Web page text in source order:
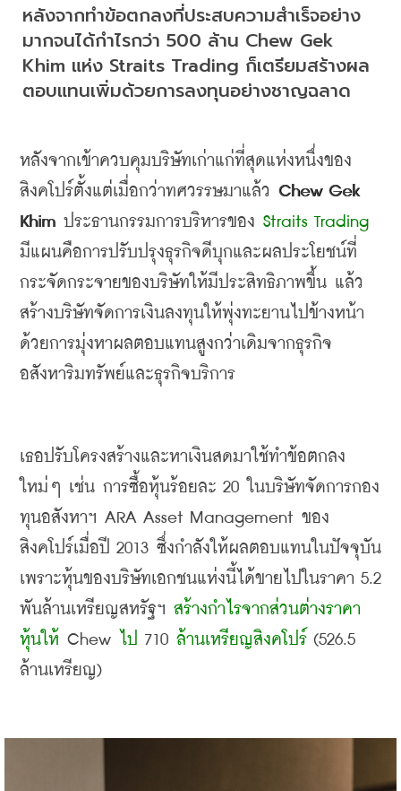
หลังจากทำข้อตกลงที่ประสบความสำเร็จอย่าง
มากจนได้กำไรกว่า 500 ล้าน Chew Gek
Khim แห่ง Straits Trading ก็เตรียมสร้างผล
ตอบแทนเพิ่มด้วยการลงทุนอย่างชาญฉลาด
หลังจากเข้าควบคุมบริษัทเก่าแก่ที่สุดแห่งหนึ่งของ
สิงคโปร์ตั้งแต่เมื่อกว่าทศวรรษมาแล้ว Chew Gek
Khim ประธานกรรมการบริหารของ
มีแผนคือการปรับปรุงธุรกิจดีบุกและผลประโยชน์ที่
กระจัดกระจายของบริษัทให้มีประสิทธิภาพขึ้น แล้ว
สร้างบริษัทจัดการเงินลงทุนให้พุ่งทะยานไปข้างหน้า
ด้วยการมุ่งหาผลตอบแทนสูงกว่าเดิมจากธุรกิจ
อสังหาริมทรัพย์และธุรกิจบริการ
เธอปรับโครงสร้างและหาเงินสดมาใช้ทำข้อตกลง
ใหม่ๆ เช่น การซื้อหุ้นร้อยละ 20
ในบริษัทจัดการกอง
ทุนอสังหาฯ ARA Asset Management ของ
สิงคโปร์เมื่อปี
2013 ซึ่งกำลังให้ผลตอบแทนในปัจจุบัน
เพราะหุ้นของบริษัทเอกชนแห่งนี้ได้ขายไปในราคา
พันล้านเหรียญสหรัฐฯ สร้างกำไรจากส่วนต่างราคา
หุ้นให้ Chew ไป 710 ล้านเหรียญสิงคโปร์
ล้านเหรียญ)